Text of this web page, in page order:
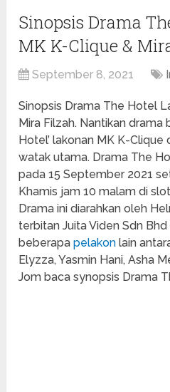
Sinopsis Drama
MK K-Clique &
September 8, 2021
Sinopsis Drama The Hotel
Mira Filzah. Nantikan drama
Hotel’ lakonan MK K-
watak utama. Drama The
pada 15 September 2021
Khamis jam 10 malam di
Drama ini diarahkan oleh
terbitan Juita Viden Sdn
beberapapelakon lain
Elyzza, Yasmin Hani, Asha
Jom baca synopsis Drama